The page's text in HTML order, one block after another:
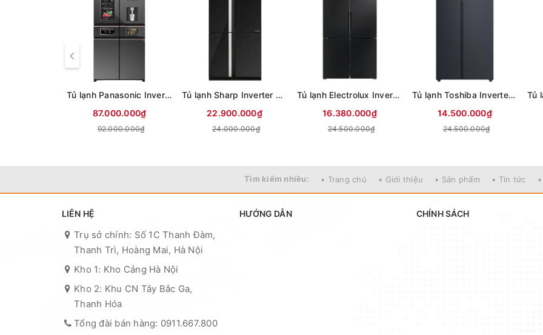
Tủ lạnh Panasonic Inverter 650 lít PRIME+ Edition Multi Door NR-WY720ZMMV
87.000.000₫
92.000.000₫
Tủ lạnh Sharp Inverter 611 lít Multi Door SJ-FXPI700VG-BK
22.900.000₫
24.000.000₫
Tủ lạnh Electrolux Inverter 564 lít Multi Door EQE5700B-B
16.380.000₫
24.500.000₫
Tủ lạnh Toshiba Inverter 711 lít Side By Side GR-RS910WI-PMV(06)-MG (Mới 2025)
14.500.000₫
24.500.000₫
Tìm kiếm nhiều: • Trang chủ • Giới thiệu • Sản phẩm • Tin tức
LIÊN HỆ
Trụ sở chính: Số 1C Thanh Đàm,
Thanh Trì, Hoàng Mai, Hà Nội
Kho 1: Kho Cảng Hà Nội
Kho 2: Khu CN Tây Bắc Ga,
Thanh Hóa
Tổng đài bán hàng: 0911.667.800
HƯỚNG DẪN CHÍNH SÁCH